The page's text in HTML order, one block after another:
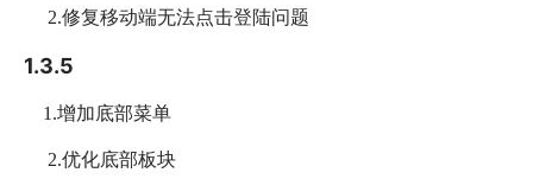
2.修复移动端无法点击登陆问题
1.3.5
1.增加底部菜单
2.优化底部板块